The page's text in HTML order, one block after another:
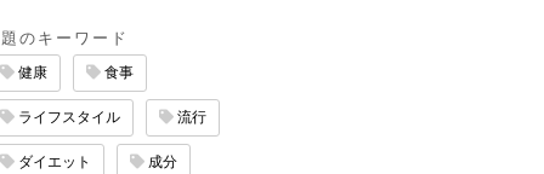
のキーワード
健康 食事
ライフスタイル 流行
ダイエット 成分